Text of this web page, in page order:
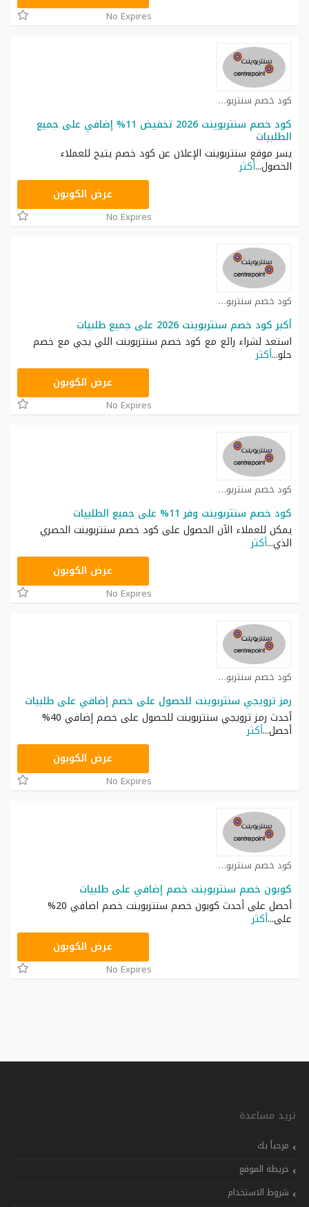
No Expires
كود خصم سنتربوينت كوبون
كود خصم سنتربوينت 2026 تخفيض 11% إضافي على جميع
الطلبيات
يسر موقع سنتربوينت الإعلان عن كود خصم يتيح للعملاء
الحصول...أكثر
ASMARعرض الكوبون
No Expires
كود خصم سنتربوينت كوبون
أكبر كود خصم سنتربوينت 2026 على جميع طلبيات
استعد لشراء رائع مع كود خصم سنتربوينت اللي يجي مع خصم
حلو...أكثر
ASMARعرض الكوبون
No Expires
كود خصم سنتربوينت كوبون
كود خصم سنتربوينت وفر 11% على جميع الطلبيات
يمكن للعملاء الآن الحصول على كود خصم سنتربوينت الحصري
الذي...أكثر
ASMARعرض الكوبون
No Expires
كود خصم سنتربوينت كوبون
رمز ترويجي سنتربوينت للحصول على خصم إضافي على طلبيات
أحدث رمز ترويجي سنتربوينت للحصول على خصم إضافي 40%
أحصل...أكثر
ASMARعرض الكوبون
No Expires
كود خصم سنتربوينت كوبون
كوبون خصم سنتربوينت خصم إضافي على طلبيات
أحصل على أحدث كوبون خصم سنتربوينت خصم اضافي 20%
على...أكثر
ASMARعرض الكوبون
No Expires
تريد مساعدة
مرحباً بك
خريطة الموقع
شروط الاستخدام